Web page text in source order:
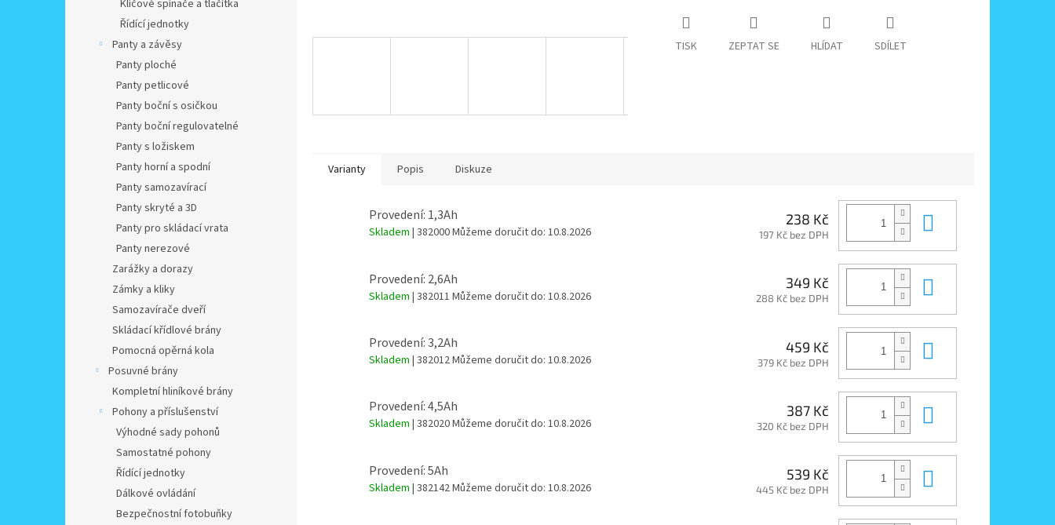
Klíčové spínače a tlačítka
Řídící jednotky
Panty a závěsy
Panty ploché
Panty petlicové
Panty boční s osičkou
Panty boční regulovatelné
Panty s ložiskem
Panty horní a spodní
Panty samozavírací
Panty skryté a 3D
Panty pro skládací vrata
Panty nerezové
Zarážky a dorazy
Zámky a kliky
Samozavírače dveří
Skládací křídlové brány
Pomocná opěrná kola
Posuvné brány
Kompletní hliníkové brány
Pohony a příslušenství
Výhodné sady pohonů
Samostatné pohony
Řídící jednotky
Dálkové ovládání
Bezpečnostní fotobuňky
TISK ZEPTAT SE HLÍDAT SDÍLET
Varianty Popis Diskuze
Provedení: 1,3Ah
Skladem | 382000Můžeme doručit do: 10.8.2026
238 Kč
197 Kč bez DPH
Provedení: 2,6Ah
Skladem | 382011 Můžeme doručit do: 10.8.2026
349 Kč
288 Kč bez DPH
Provedení: 3,2Ah
Skladem | 382012Můžeme doručit do: 10.8.2026
459 Kč
379 Kč bez DPH
Provedení: 4,5Ah
Skladem | 382020Můžeme doručit do: 10.8.2026
387 Kč
320 Kč bez DPH
Provedení: 5Ah
Skladem | 382142Můžeme doručit do: 10.8.2026
539 Kč
445 Kč bez DPH